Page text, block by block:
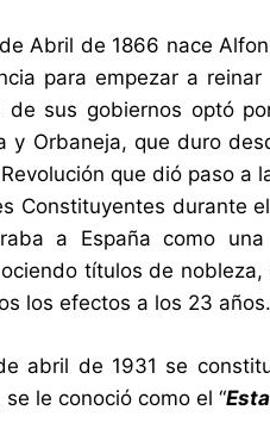
Abril de 1866 nace
para empezar a
de sus gobiernos optó
y Orbaneja, que duro
que dió paso a
Constituyentes durante
a España como
títulos de
los efectos a los 23 años.
abril de 1931 se
se le conoció como el “